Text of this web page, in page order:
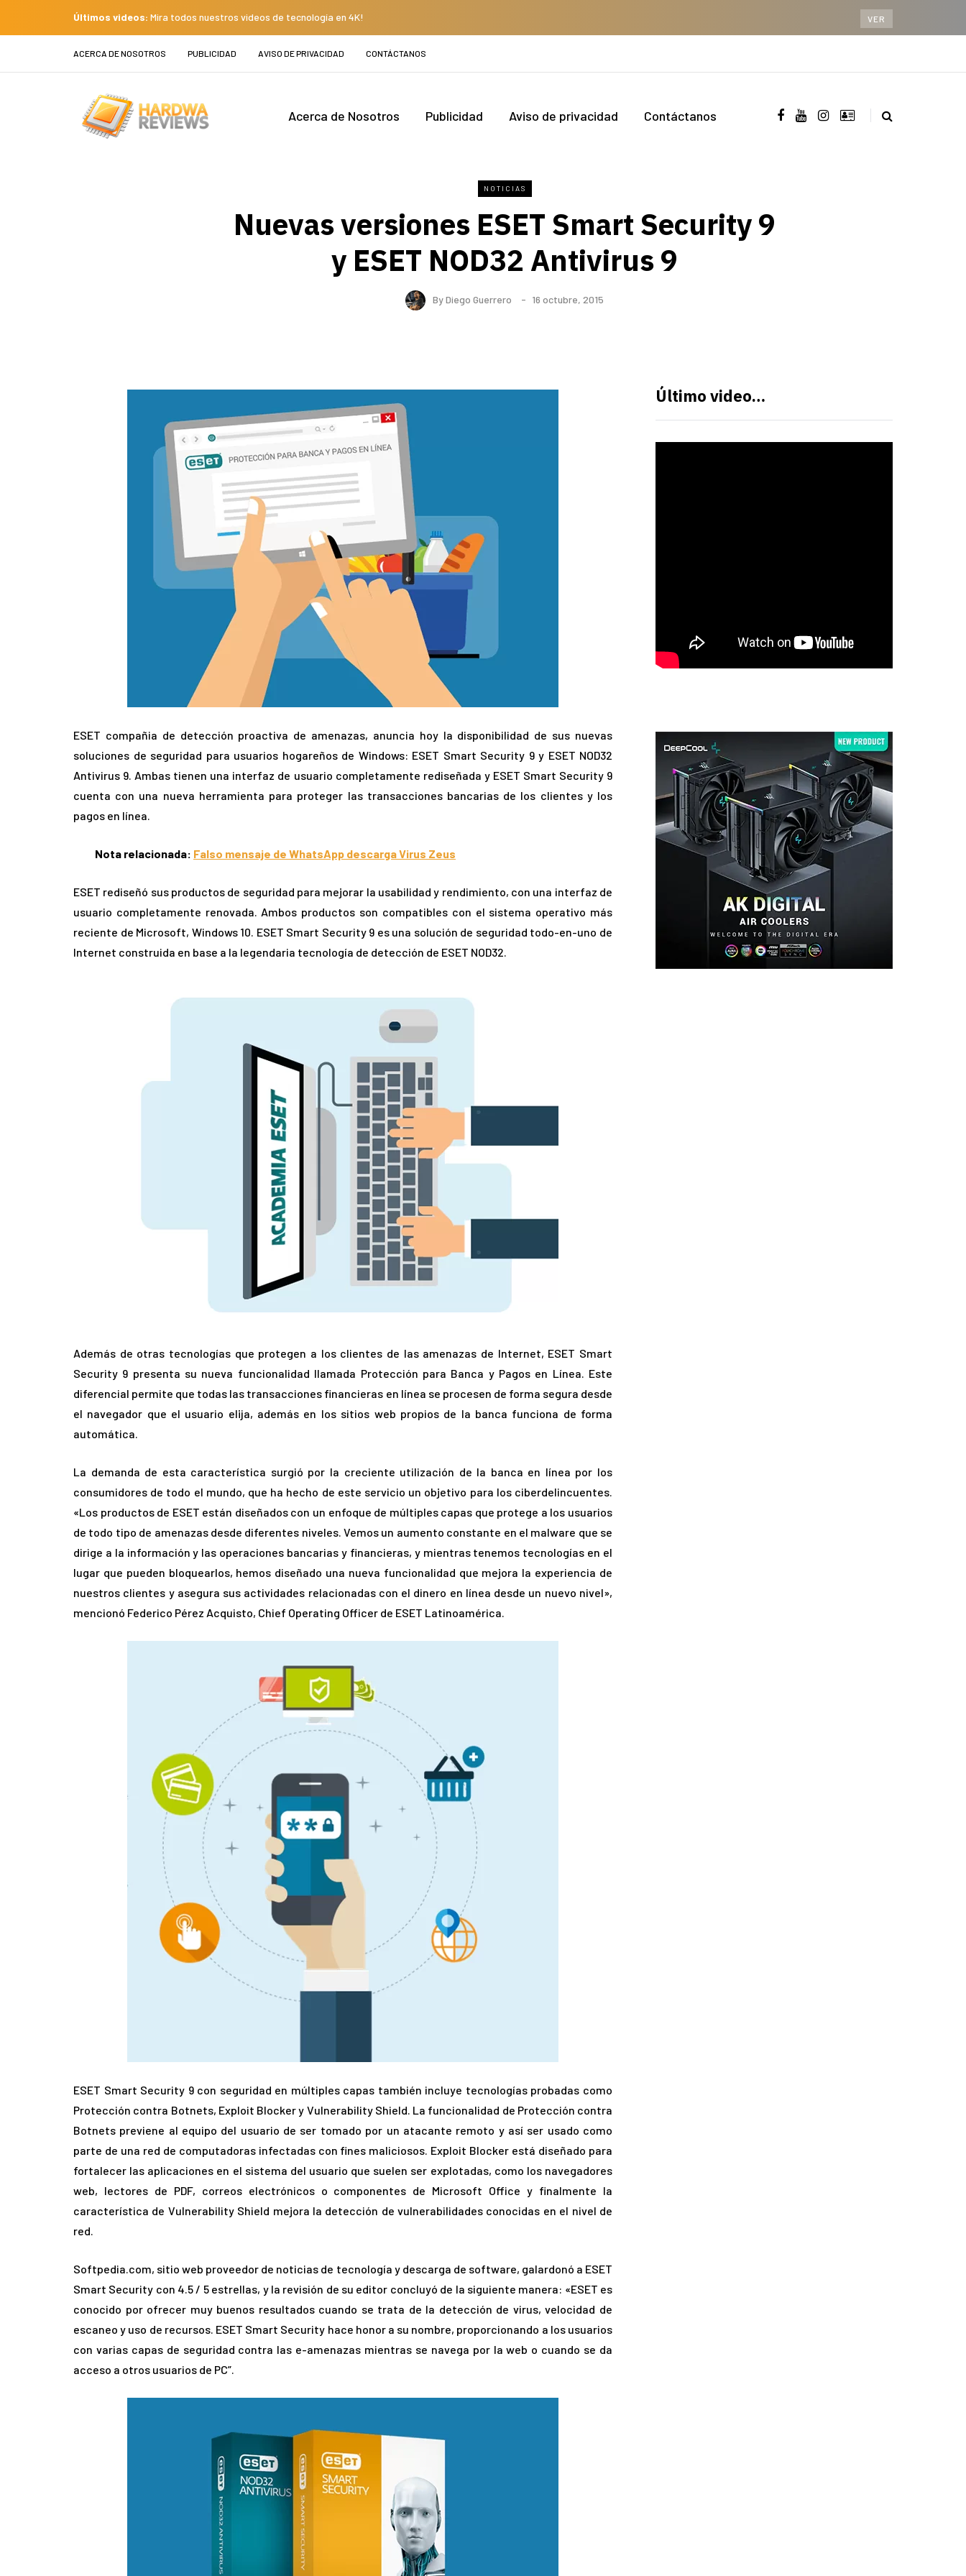
Últimos videos: Mira todos nuestros videos de tecnología en 4K! VER
ACERCA DE NOSOTROS PUBLICIDAD AVISO DE PRIVACIDAD CONTÁCTANOS
Acerca de Nosotros Publicidad Aviso de privacidad Contáctanos
NOTICIAS
Nuevas versiones ESET Smart Security 9
y ESET NOD32 Antivirus 9
ByDiego Guerrero 16 octubre, 2015
ESET compañia de detección proactiva de amenazas, anuncia hoy la disponibilidad de sus nuevas
soluciones de seguridad para usuarios hogareños de Windows: ESET Smart Security 9 y ESET NOD32
Antivirus 9. Ambas tienen una interfaz de usuario completamente rediseñada y ESET Smart Security 9
cuenta con una nueva herramienta para proteger las transacciones bancarias de los clientes y los
pagos en línea.
Nota relacionada: Falso mensaje de WhatsApp descarga Virus Zeus
ESET rediseñó sus productos de seguridad para mejorar la usabilidad y rendimiento, con una interfaz de
usuario completamente renovada. Ambos productos son compatibles con el sistema operativo más
reciente de Microsoft, Windows 10. ESET Smart Security 9 es una solución de seguridad todo-en-uno de
Internet construida en base a la legendaria tecnología de detección de ESET NOD32.
Además de otras tecnologías que protegen a los clientes de las amenazas de Internet, ESET Smart
Security 9 presenta su nueva funcionalidad llamada Protección para Banca y Pagos en Línea. Este
diferencial permite que todas las transacciones financieras en línea se procesen de forma segura desde
el navegador que el usuario elija, además en los sitios web propios de la banca funciona de forma
automática.
La demanda de esta característica surgió por la creciente utilización de la banca en línea por los
consumidores de todo el mundo, que ha hecho de este servicio un objetivo para los ciberdelincuentes.
«Los productos de ESET están diseñados con un enfoque de múltiples capas que protege a los usuarios
de todo tipo de amenazas desde diferentes niveles. Vemos un aumento constante en el malware que se
dirige a la información y las operaciones bancarias y financieras, y mientras tenemos tecnologías en el
lugar que pueden bloquearlos, hemos diseñado una nueva funcionalidad que mejora la experiencia de
nuestros clientes y asegura sus actividades relacionadas con el dinero en línea desde un nuevo nivel»,
mencionó Federico Pérez Acquisto, Chief Operating Officer de ESET Latinoamérica.
ESET Smart Security 9 con seguridad en múltiples capas también incluye tecnologías probadas como
Protección contra Botnets, Exploit Blocker y Vulnerability Shield. La funcionalidad de Protección contra
Botnets previene al equipo del usuario de ser tomado por un atacante remoto y así ser usado como
parte de una red de computadoras infectadas con fines maliciosos. Exploit Blocker está diseñado para
fortalecer las aplicaciones en el sistema del usuario que suelen ser explotadas, como los navegadores
web, lectores de PDF, correos electrónicos o componentes de Microsoft Office y finalmente la
característica de Vulnerability Shield mejora la detección de vulnerabilidades conocidas en el nivel de
red.
Softpedia.com, sitio web proveedor de noticias de tecnología y descarga de software, galardonó a ESET
Smart Security con 4.5 / 5 estrellas, y la revisión de su editor concluyó de la siguiente manera: «ESET es
conocido por ofrecer muy buenos resultados cuando se trata de la detección de virus, velocidad de
escaneo y uso de recursos. ESET Smart Security hace honor a su nombre, proporcionando a los usuarios
con varias capas de seguridad contra las e-amenazas mientras se navega por la web o cuando se da
acceso a otros usuarios de PC”.
Último video…